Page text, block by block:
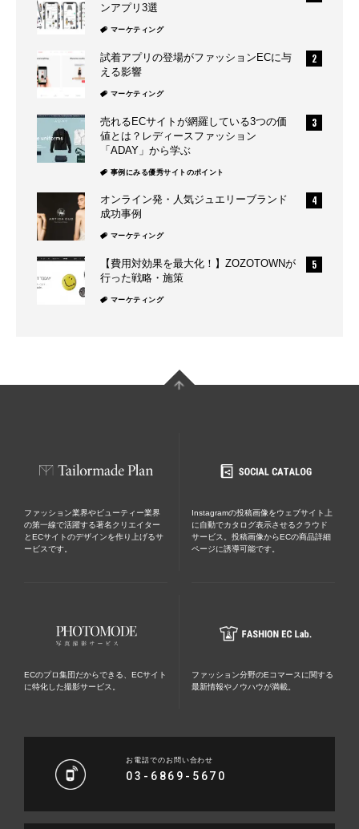
ンアプリ3選
マーケティング
試着アプリの登場がファッションECに与
える影響
マーケティング
売れるECサイトが網羅している3つの価
値とは？レディースファッション
「ADAY」から学ぶ
事例にみる優秀サイトのポイント
オンライン発・人気ジュエリーブランド
成功事例
マーケティング
【費用対効果を最大化！】ZOZOTOWNが
行った戦略・施策
マーケティング
ファッション業界やビューティー業界
の第一線で活躍する著名クリエイター
とECサイトのデザインを作り上げるサ
ービスです。
Instagramの投稿画像をウェブサイト上
に自動でカタログ表示させるクラウド
サービス。投稿画像からECの商品詳細
ページに誘導可能です。
ECのプロ集団だからできる、ECサイト
に特化した撮影サービス。
ファッション分野のEコマースに関する
最新情報やノウハウが満載。
お電話でのお問い合わせ
03-6869-5670